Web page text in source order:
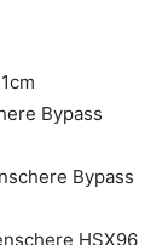
Bypass
Bypass
HSX96